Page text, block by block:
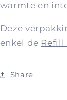
warmte en
Deze
enkel de Refill
Share